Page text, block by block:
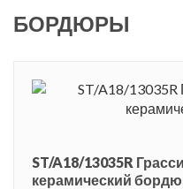
БОРДЮРЫ
ST/A18/13035R
керамический